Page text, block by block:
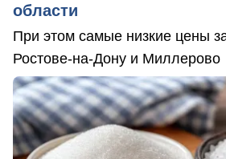
области
При этом самые низкие цены
Ростове-на-Дону и Миллерово